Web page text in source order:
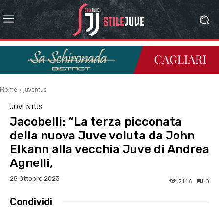
Home Juventus
JUVENTUS
Jacobelli: “La terza picconata
della nuova Juve voluta da John
Elkann alla vecchia Juve di Andrea
Agnelli,
25 Ottobre 2023 0
2146
Condividi